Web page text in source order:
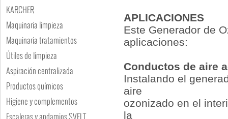
KARCHER
Maquinaria limpieza
Maquinaria tratamientos
Útiles de limpieza
Aspiración centralizada
Productos químicos
Higiene y complementos
Escaleras y andamios SVELT
APLICACIONES
Este Generador de
aplicaciones:
Conductos de aire
Instalando el
aire
ozonizado en el
la